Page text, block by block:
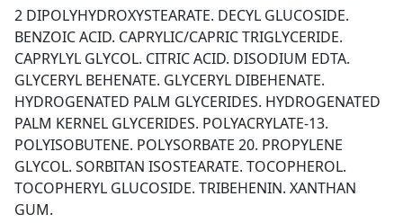
2 DIPOLYHYDROXYSTEARATE. DECYL GLUCOSIDE.
BENZOIC ACID. CAPRYLIC/CAPRIC TRIGLYCERIDE.
CAPRYLYL GLYCOL. CITRIC ACID. DISODIUM EDTA.
GLYCERYL BEHENATE. GLYCERYL DIBEHENATE.
HYDROGENATED PALM GLYCERIDES. HYDROGENATED
PALM KERNEL GLYCERIDES. POLYACRYLATE-13.
POLYISOBUTENE. POLYSORBATE 20. PROPYLENE
GLYCOL. SORBITAN ISOSTEARATE. TOCOPHEROL.
TOCOPHERYL GLUCOSIDE. TRIBEHENIN. XANTHAN
GUM.